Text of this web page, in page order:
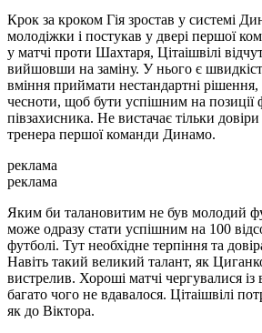
Крок за кроком Гія зростав у системі
молодіжки і постукав у двері першої
у матчі проти Шахтаря, Цітаішвілі
вийшовши на заміну. У нього є
вміння приймати нестандартні рішення,
чесноти, щоб бути успішним на позиції
півзахисника. Не вистачає тільки
тренера першої команди Динамо.
реклама
реклама
Яким би талановитим не був молодий
може одразу стати успішним на 100
футболі. Тут необхідне терпіння та
Навіть такий великий талант, як
вистрелив. Хороші матчі чергувалися із
багато чого не вдавалося. Цітаішвілі
як до Віктора.